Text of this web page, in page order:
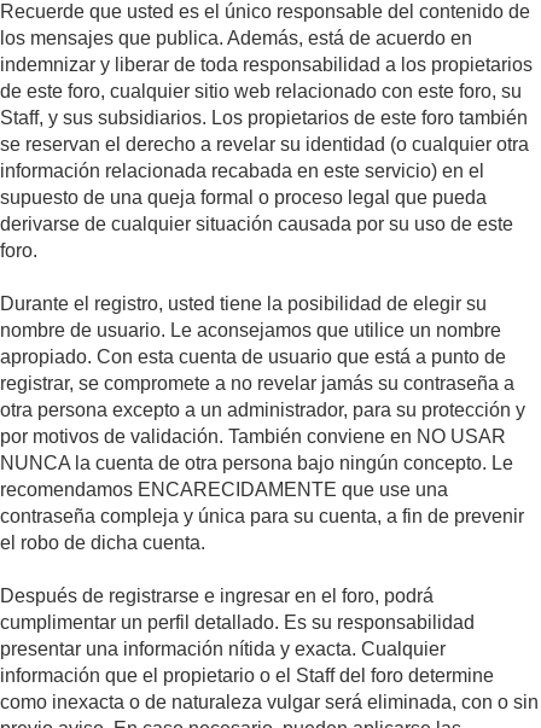
Recuerde que usted es el único responsable del contenido de
los mensajes que publica. Además, está de acuerdo en
indemnizar y liberar de toda responsabilidad a los propietarios
de este foro, cualquier sitio web relacionado con este foro, su
Staff, y sus subsidiarios. Los propietarios de este foro también
se reservan el derecho a revelar su identidad (o cualquier otra
información relacionada recabada en este servicio) en el
supuesto de una queja formal o proceso legal que pueda
derivarse de cualquier situación causada por su uso de este
foro.
Durante el registro, usted tiene la posibilidad de elegir su
nombre de usuario. Le aconsejamos que utilice un nombre
apropiado. Con esta cuenta de usuario que está a punto de
registrar, se compromete a no revelar jamás su contraseña a
otra persona excepto a un administrador, para su protección y
por motivos de validación. También conviene en NO USAR
NUNCA la cuenta de otra persona bajo ningún concepto. Le
recomendamos ENCARECIDAMENTE que use una
contraseña compleja y única para su cuenta, a fin de prevenir
el robo de dicha cuenta.
Después de registrarse e ingresar en el foro, podrá
cumplimentar un perfil detallado. Es su responsabilidad
presentar una información nítida y exacta. Cualquier
información que el propietario o el Staff del foro determine
como inexacta o de naturaleza vulgar será eliminada, con o sin